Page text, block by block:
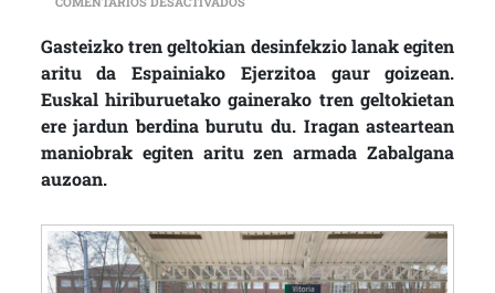
Gasteizko tren geltokian desinfekzio lanak egiten
aritu da Espainiako Ejerzitoa gaur goizean.
Euskal hiriburuetako gainerako tren geltokietan
ere jardun berdina burutu du. Iragan asteartean
maniobrak egiten aritu zen armada Zabalgana
auzoan.